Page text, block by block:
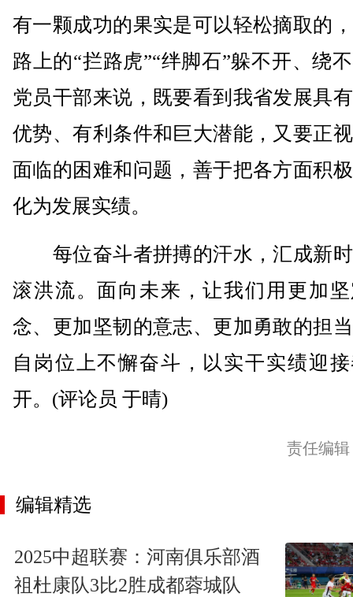
有一颗成功的果实是可以轻松摘取的
路上的“拦路虎”“绊脚石”躲不开、绕
党员干部来说，既要看到我省发展具
优势、有利条件和巨大潜能，又要正
面临的困难和问题，善于把各方面积
化为发展实绩。
每位奋斗者拼搏的汗水，汇成新
滚洪流。面向未来，让我们用更加
念、更加坚韧的意志、更加勇敢的担
自岗位上不懈奋斗，以实干实绩迎
开。(评论员 于晴)
责任编
编辑精选
2025中超联赛：河南俱乐部酒
祖杜康队3比2胜成都蓉城队